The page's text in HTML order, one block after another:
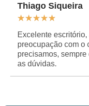
Thiago Siqueira
★★★★★
Excelente
preocupação com o
precisamos,
as dúvidas.